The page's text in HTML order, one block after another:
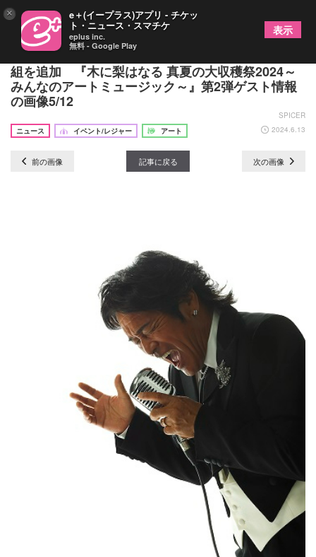
DA PUMP・ISSA＆KIMI、荻野目洋子、長州力ら9
組を追加 『木に梨はなる 真夏の大収穫祭2024～
みんなのアートミュージック～』第2弾ゲスト情報
の画像5/12
SPICER
ニュース
イベント/レジャー アート 2024.6.13
前の画像 記事に戻る 次の画像
× e＋(イープラス)アプリ - チケッ
ト・ニュース・スマチケ
eplus inc.
無料 - Google Play
表示